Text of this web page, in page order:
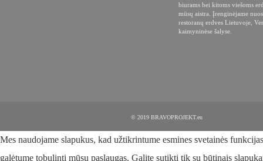
biurams bei kitoms viešoms
mūsų aistra. Įrenginėjame
restoranų erdves Lietuvoje,
kaimyninėse šalyse.
© 2019 BRAVOPROJEKT.eu
Mes naudojame slapukus, kad užtikrintume esmines svetainės
galėtume tobulinti mūsų paslaugas. Galite sutikti tik su būtinais